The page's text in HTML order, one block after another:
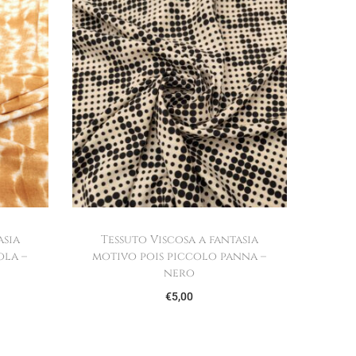
–
Tessuto Viscosa a fantasia
motivo pois piccolo panna –
nero
€5,00